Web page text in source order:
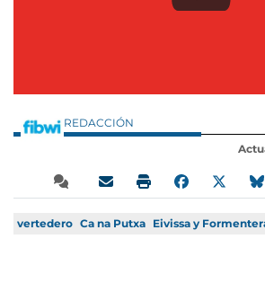
REDACCIÓN
vertedero Ca na Putxa Eivissa y